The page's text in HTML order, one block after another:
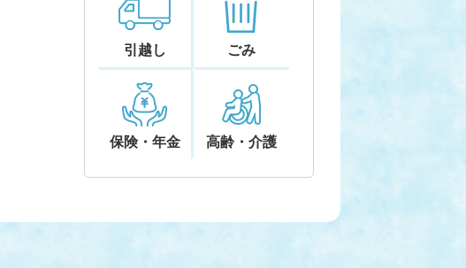
引越し ごみ
保険・年金 高齢・介護